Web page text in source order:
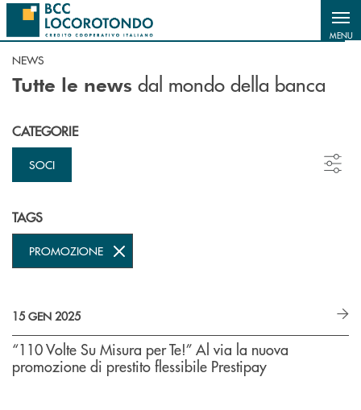
Salta al contenuto principale
MENU
NEWS
Tutte le news dal mondo della banca
CATEGORIE
SOCI
TAGS
PROMOZIONE
15 GEN 2025
“110 Volte Su Misura per Te!” Al via la nuova
promozione di prestito flessibile Prestipay